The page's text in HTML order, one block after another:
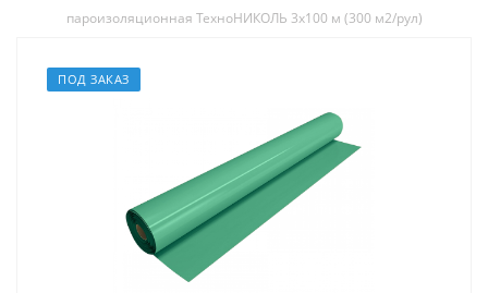
пароизоляционная ТехноНИКОЛЬ 3x100 м (300 м2/рул)
ПОД ЗАКАЗ